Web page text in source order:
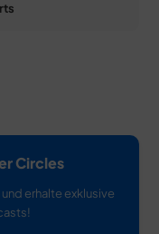
Circles
erhalte exklusive